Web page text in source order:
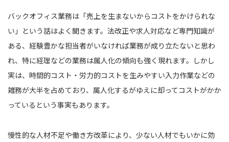
バックオフィス業務は「売上を生まないからコストをかけられな
い」という話はよく聞きます。法改正や求人対応など専門知識が
ある、経験豊かな担当者がいなければ業務が成り立たないと思わ
れ、特に経理などの業務は属人化の傾向も強く現れます。しかし
実は、時間的コスト・労力的コストを生みやすい入力作業などの
雑務が大半を占めており、属人化するがゆえに却ってコストがかか
っているという事実もあります。
慢性的な人材不足や働き方改革により、少ない人材でもいかに効